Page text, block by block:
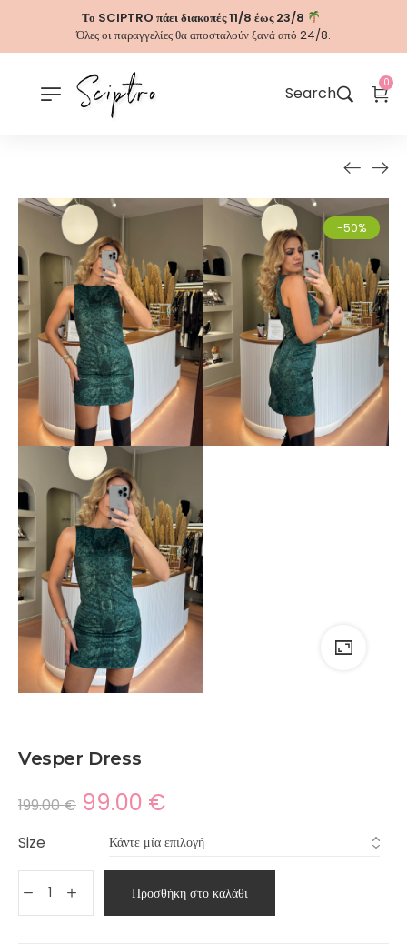
Το SCIPTRO πάει διακοπές 11/8 έως 23/8
Όλες οι παραγγελίες θα αποσταλούν ξανά από 24/8.
Search
0
-50%
Vesper Dress
199.00€ 99.00 €
Size
Προσθήκη στο καλάθι